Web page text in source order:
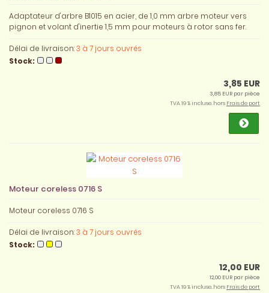
Adaptateur d'arbre B1015 en acier, de 1,0 mm arbre moteur vers
pignon et volant d'inertie 1,5 mm pour moteurs à rotor sans fer.
Délai de livraison:3 à 7 jours ouvrés
Stock:
3,85 EUR
3,85 EUR par pièce
TVA 19 % incluse. hors Frais de port
Moteur coreless 0716 S
Moteur coreless 0716 S
Délai de livraison:3 à 7 jours ouvrés
Stock:
12,00 EUR
12,00 EUR par pièce
TVA 19 % incluse. hors Frais de port